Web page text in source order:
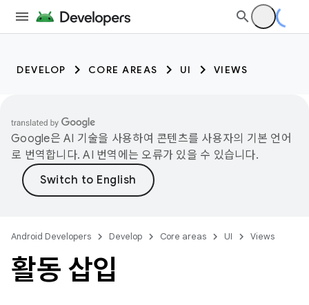
DEVELOP CORE AREAS UI VIEWS
Google은 AI 기술을 사용하여 콘텐츠를 사용자의 기본 언어
로 번역합니다. AI 번역에는 오류가 있을 수 있습니다.
Android Developers Develop Core areas UI Views
활동 삽입